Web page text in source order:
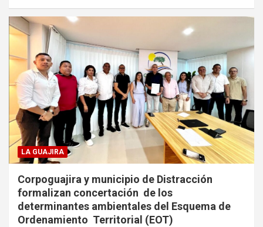
LA GUAJIRA
Corpoguajira y municipio de Distracción
formalizan concertación de los
determinantes ambientales del Esquema de
Ordenamiento Territorial (EOT)